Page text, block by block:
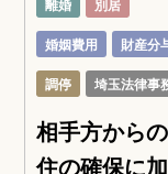
離婚
別居
婚姻費用
財産分
調停
埼玉法律事
相手方から
住の確保に